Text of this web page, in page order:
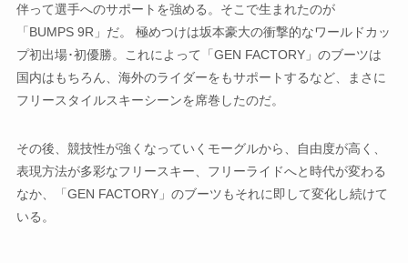
伴って選手へのサポートを強める。そこで生まれたのが
「BUMPS 9R」だ。 極めつけは坂本豪大の衝撃的なワールドカッ
プ初出場･初優勝。これによって「GEN FACTORY」のブーツは
国内はもちろん、海外のライダーをもサポートするなど、まさに
フリースタイルスキーシーンを席巻したのだ。
その後、競技性が強くなっていくモーグルから、自由度が高く、
表現方法が多彩なフリースキー、フリーライドへと時代が変わる
なか、「GEN FACTORY」のブーツもそれに即して変化し続けて
いる。